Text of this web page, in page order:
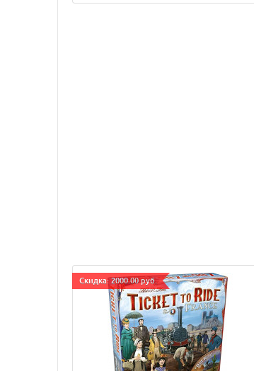
Cкидка: 2000.00 руб.